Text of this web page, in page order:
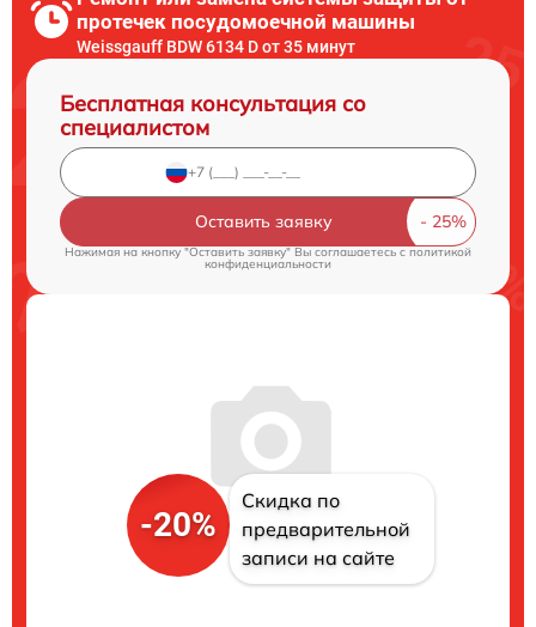
протечек посудомоечной машины
Weissgauff BDW 6134 D от 35 минут
Бесплатная консультация со
специалистом
Оставить заявку
Нажимая на кнопку "Оставить заявку" Вы соглашаетесь cполитикой
конфиденциальности
-20%
Скидка по
предварительной
записи на сайте